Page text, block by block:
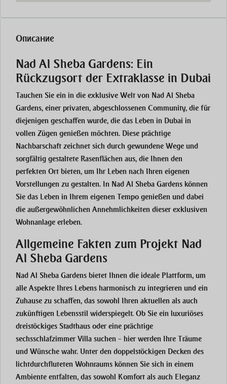
Описание
Nad Al Sheba Gardens: Ein
Rückzugsort der Extraklasse in Dubai
Tauchen Sie ein in die exklusive Welt von Nad Al Sheba
Gardens, einer privaten, abgeschlossenen Community, die für
diejenigen geschaffen wurde, die das Leben in Dubai in
vollen Zügen genießen möchten. Diese prächtige
Nachbarschaft zeichnet sich durch gewundene Wege und
sorgfältig gestaltete Rasenflächen aus, die Ihnen den
perfekten Ort bieten, um Ihr Leben nach Ihren eigenen
Vorstellungen zu gestalten. In Nad Al Sheba Gardens können
Sie das Leben in Ihrem eigenen Tempo genießen und dabei
die außergewöhnlichen Annehmlichkeiten dieser exklusiven
Wohnanlage erleben.
Allgemeine Fakten zum Projekt Nad
Al Sheba Gardens
Nad Al Sheba Gardens bietet Ihnen die ideale Plattform, um
alle Aspekte Ihres Lebens harmonisch zu integrieren und ein
Zuhause zu schaffen, das sowohl Ihren aktuellen als auch
zukünftigen Lebensstil widerspiegelt. Ob Sie ein luxuriöses
dreistöckiges Stadthaus oder eine prächtige
sechsschlafzimmer Villa suchen – hier werden Ihre Träume
und Wünsche wahr. Unter den doppelstöckigen Decken des
lichtdurchfluteten Wohnraums können Sie sich in einem
Ambiente entfalten, das sowohl Komfort als auch Eleganz